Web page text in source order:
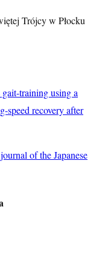
Trójcy w Płocku
training using a
speed recovery after
of the Japanese